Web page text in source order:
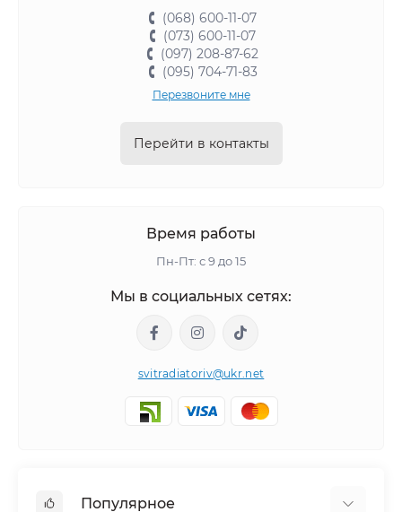
(068) 600-11-07
(073) 600-11-07
(097) 208-87-62
(095) 704-71-83
Перезвоните мне
Перейти в контакты
Время работы
Пн-Пт: с 9 до 15
Мы в социальных сетях:
svitradiatoriv@ukr.net
Популярное